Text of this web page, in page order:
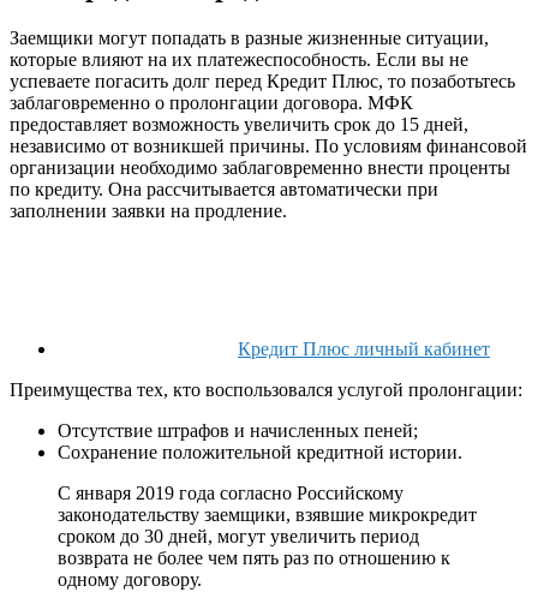
Заемщики могут попадать в разные жизненные ситуации,
которые влияют на их платежеспособность. Если вы не
успеваете погасить долг перед Кредит Плюс, то позаботьтесь
заблаговременно о пролонгации договора. МФК
предоставляет возможность увеличить срок до 15 дней,
независимо от возникшей причины. По условиям финансовой
организации необходимо заблаговременно внести проценты
по кредиту. Она рассчитывается автоматически при
заполнении заявки на продление.
Кредит Плюс личный кабинет
Преимущества тех, кто воспользовался услугой пролонгации:
Отсутствие штрафов и начисленных пеней;
Сохранение положительной кредитной истории.
С января 2019 года согласно Российскому
законодательству заемщики, взявшие микрокредит
сроком до 30 дней, могут увеличить период
возврата не более чем пять раз по отношению к
одному договору.